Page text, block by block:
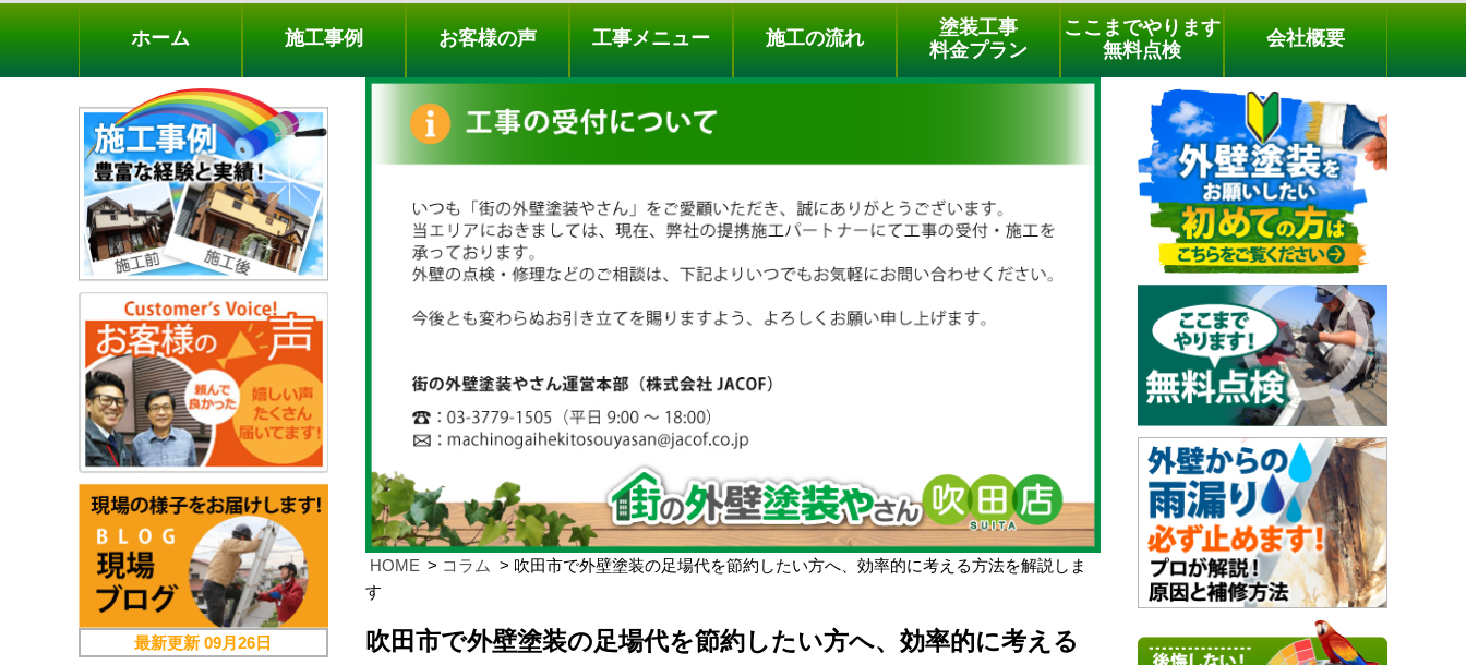
料金プラン 無料点検
電話でのご相談
[9時～18時まで受付中]
phone
ホーム 施工事例 お客様の声 工事メニュー 施工の流れ
塗装工事
料金プラン
ここまでやります
無料点検
会社概要
HOME コラム
吹田市で外壁塗装の足場代を節約したい方へ、効率的に考える方法を解説しま
す
吹田市で外壁塗装の足場代を節約したい方へ、効率的に考える
最新更新09月26日